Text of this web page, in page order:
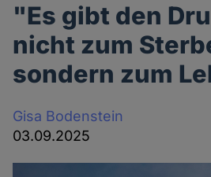
"Es gibt den
nicht zum
sondern zum
Gisa Bodenstein
03.09.2025